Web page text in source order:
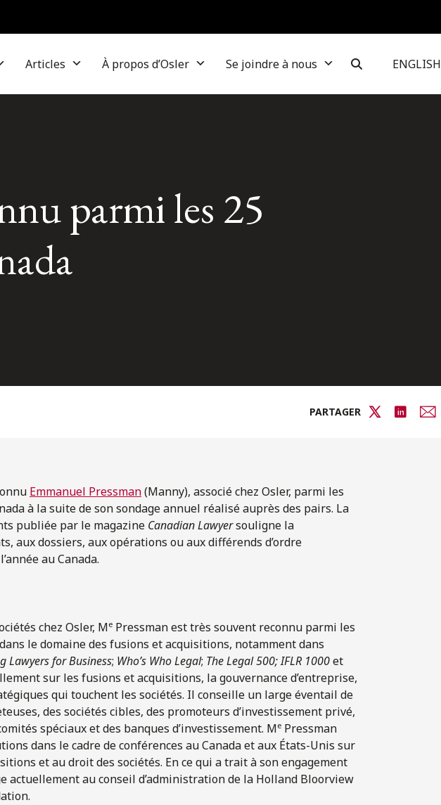
Articles À propos d’Osler Se joindre à nous ENGLISH
parmi les 25
PARTAGER
Emmanuel Pressman(Manny), associé chez Osler, parmi les
à la suite de son sondage annuel réalisé auprès des pairs. La
publiée par le magazine Canadian Lawyersouligne la
aux dossiers, aux opérations ou aux différends d’ordre
au Canada.
chez Osler, Me Pressman est très souvent reconnu parmi les
le domaine des fusions et acquisitions, notamment dans
Lawyers for Business; Who’s Who Legal; The Legal 500;IFLR 1000et
sur les fusions et acquisitions, la gouvernance d’entreprise,
qui touchent les sociétés. Il conseille un large éventail de
des sociétés cibles, des promoteurs d’investissement privé,
spéciaux et des banques d’investissement. Me Pressman
dans le cadre de conférences au Canada et aux États-Unis sur
et au droit des sociétés. En ce qui a trait à son engagement
actuellement au conseil d’administration de la Holland Bloorview